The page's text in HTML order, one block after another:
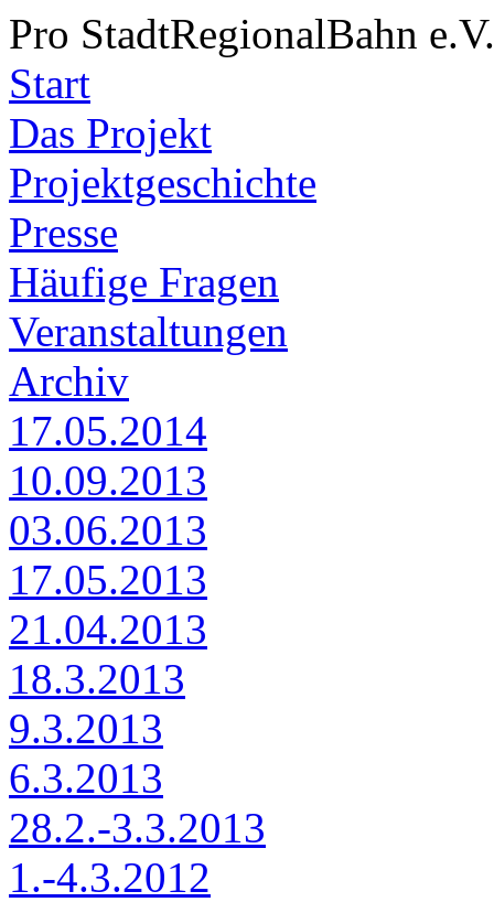
Pro StadtRegionalBahn e.V.
Start
Das Projekt
Projektgeschichte
Presse
Häufige Fragen
Veranstaltungen
Archiv
17.05.2014
10.09.2013
03.06.2013
17.05.2013
21.04.2013
18.3.2013
9.3.2013
6.3.2013
28.2.-3.3.2013
1.-4.3.2012